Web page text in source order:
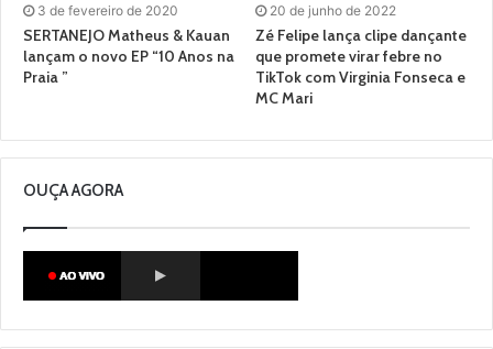
3 de fevereiro de 2020
SERTANEJO Matheus & Kauan
lançam o novo EP “10 Anos na
Praia ”
20 de junho de 2022
Zé Felipe lança clipe dançante
que promete virar febre no
TikTok com Virginia Fonseca e
MC Mari
OUÇA AGORA